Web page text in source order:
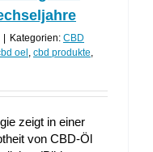
Kategorien: CBD
oel , cbd produkte,
zeigt in einer
von CBD-Öl